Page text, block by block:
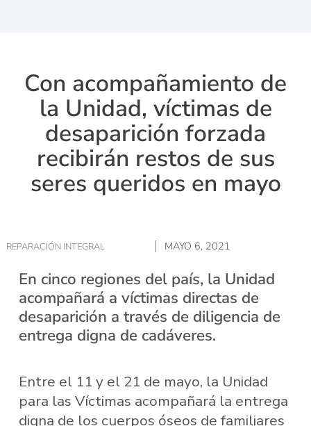
Con acompañamiento de
la Unidad, víctimas de
desaparición forzada
recibirán restos de sus
seres queridos en mayo
REPARACIÓN INTEGRAL MAYO 6, 2021
En cinco regiones del país, la Unidad
acompañará a víctimas directas de
desaparición a través de diligencia de
entrega digna de cadáveres.
Entre el 11 y el 21 de mayo, la Unidad
para las Víctimas acompañará la entrega
digna de los cuerpos óseos de familiares